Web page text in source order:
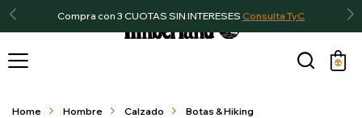
Compra con 3 CUOTAS SIN INTERESES Consulta TyC

Home Hombre Calzado Botas & Hiking